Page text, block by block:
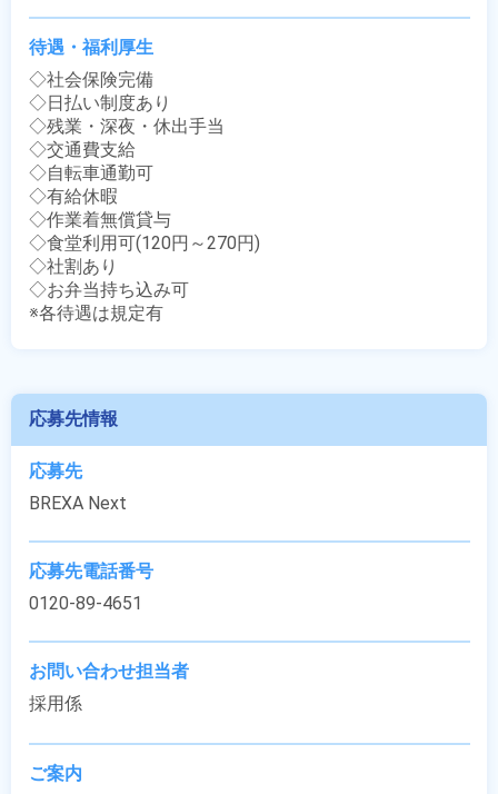
待遇・福利厚生
◇社会保険完備
◇日払い制度あり
◇残業・深夜・休出手当
◇交通費支給
◇自転車通勤可
◇有給休暇
◇作業着無償貸与
◇食堂利用可(120円～270円)
◇社割あり
◇お弁当持ち込み可
※各待遇は規定有
応募先情報
応募先
BREXA Next
応募先電話番号
0120-89-4651
お問い合わせ担当者
採用係
ご案内